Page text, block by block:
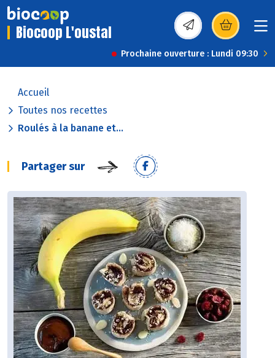
Biocoop L'oustal (s’ouvre dans une
Prochaine ouverture : Lundi 09:30
Accueil
Toutes nos recettes
Roulés à la banane et...
Partager sur